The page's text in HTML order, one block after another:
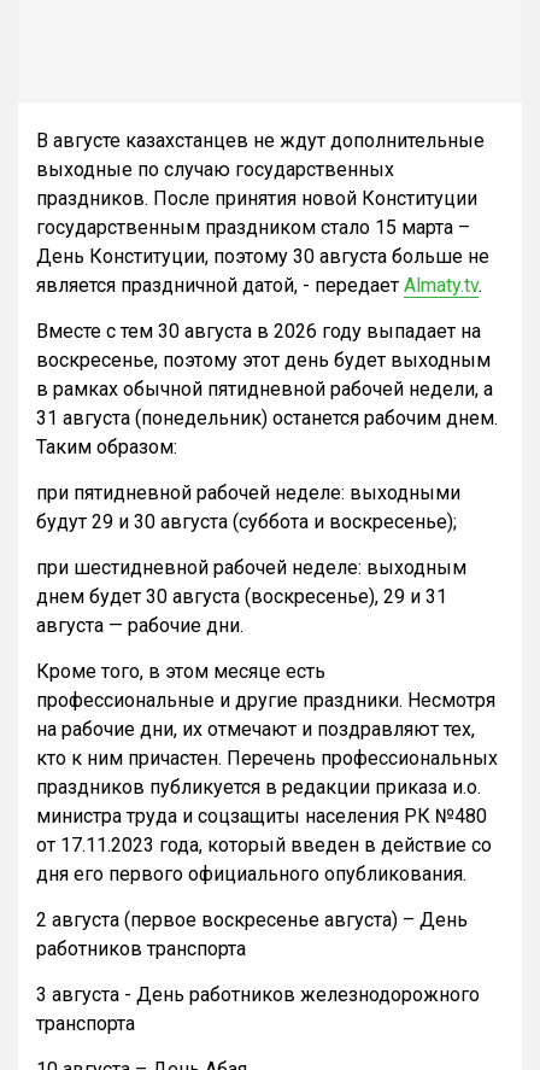
В августе казахстанцев не ждут дополнительные
выходные по случаю государственных
праздников. После принятия новой Конституции
государственным праздником стало 15 марта –
День Конституции, поэтому 30 августа больше не
является праздничной датой, - передает Almaty.tv.
Вместе с тем 30 августа в 2026 году выпадает на
воскресенье, поэтому этот день будет выходным
в рамках обычной пятидневной рабочей недели, а
31 августа (понедельник) останется рабочим днем.
Таким образом:
при пятидневной рабочей неделе: выходными
будут 29 и 30 августа (суббота и воскресенье);
при шестидневной рабочей неделе: выходным
днем будет 30 августа (воскресенье), 29 и 31
августа — рабочие дни.
Кроме того, в этом месяце есть
профессиональные и другие праздники. Несмотря
на рабочие дни, их отмечают и поздравляют тех,
кто к ним причастен. Перечень профессиональных
праздников публикуется в редакции приказа и.о.
министра труда и соцзащиты населения РК №480
от 17.11.2023 года, который введен в действие со
дня его первого официального опубликования.
2 августа (первое воскресенье августа) – День
работников транспорта
3 августа - День работников железнодорожного
транспорта